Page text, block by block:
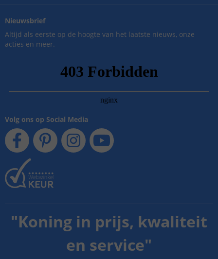
Nieuwsbrief
Altijd als eerste op de hoogte van het laatste nieuws, onze
acties en meer.
Volg ons op Social Media
"Koning in prijs, kwaliteit
en service"